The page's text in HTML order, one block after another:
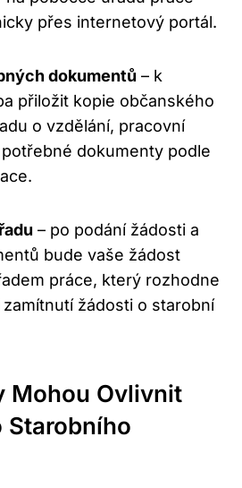
přes internetový portál.
dokumentů – k
přiložit kopie občanského
o vzdělání, pracovní
dokumenty podle
– po podání žádosti a
bude vaše žádost
práce, který rozhodne
žádosti o starobní
Mohou Ovlivnit
Starobního